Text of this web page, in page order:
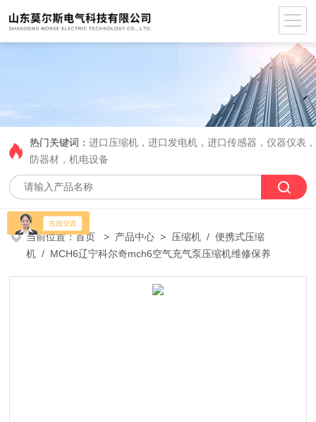
热门关键词：进口压缩机，进口发电机，进口传感器，仪器仪表
防器材，机电设备
当前位置：首页 > 产品中心 > 压缩机 /便携式压缩
机 / MCH6辽宁科尔奇mch6空气充气泵压缩机维修保养